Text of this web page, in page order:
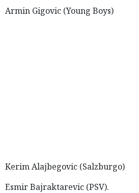
Armin Gigovic (Young Boys)
Kerim Alajbegovic (Salzburgo)
Esmir Bajraktarevic (PSV).